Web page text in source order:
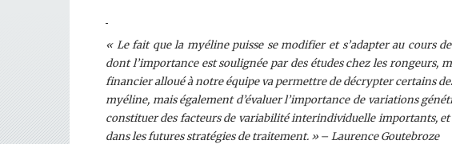
« Le fait que la myéline puisse se modifier et s’adapter au cours
dont l’importance est soulignée par des études chez les rongeurs,
financier alloué à notre équipe va permettre de décrypter certains
myéline, mais également d’évaluer l’importance de variations
constituer des facteurs de variabilité interindividuelle importants,
dans les futures stratégies de traitement. » – Laurence Goutebroze